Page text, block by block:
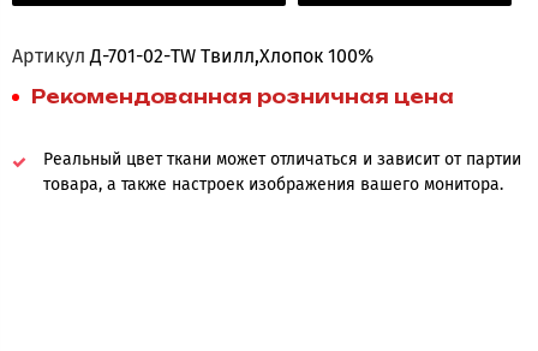
Артикул Д-701-02-TW Твилл,Хлопок 100%
Рекомендованная розничная цена
Реальный цвет ткани может отличаться и зависит от партии
товара, а также настроек изображения вашего монитора.